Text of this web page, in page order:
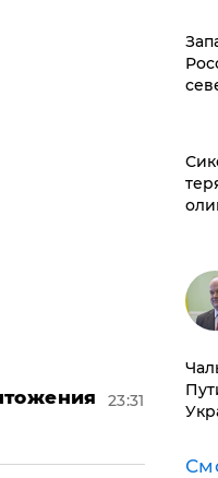
23:31